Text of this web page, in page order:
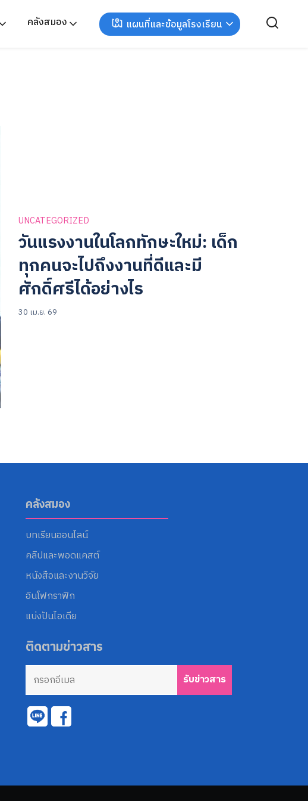
คลังสมอง แผนที่และข้อมูลโรงเรียน
UNCATEGORIZED
วันแรงงานในโลกทักษะใหม่: เด็ก
ทุกคนจะไปถึงงานที่ดีและมี
ศักดิ์ศรีได้อย่างไร
30 เม.ย. 69
คลังสมอง
บทเรียนออนไลน์
คลิปและพอดแคสต์
หนังสือและงานวิจัย
อินโฟกราฟิก
แบ่งปันไอเดีย
ติดตามข่าวสาร